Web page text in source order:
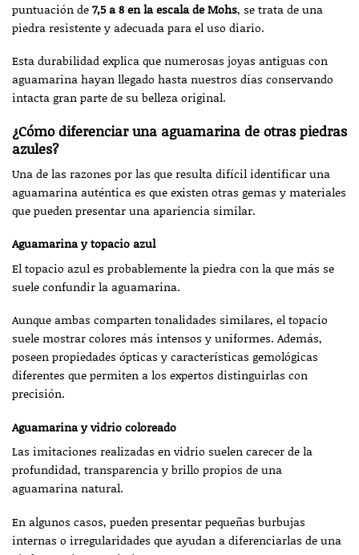
puntuación de7,5 a 8 en la escala de Mohs, se trata de una
piedra resistente y adecuada para el uso diario.
Esta durabilidad explica que numerosas joyas antiguas con
aguamarina hayan llegado hasta nuestros días conservando
intacta gran parte de su belleza original.
¿Cómo diferenciar una aguamarina de otras piedras
azules?
Una de las razones por las que resulta difícil identificar una
aguamarina auténtica es que existen otras gemas y materiales
que pueden presentar una apariencia similar.
Aguamarina y topacio azul
El topacio azul es probablemente la piedra con la que más se
suele confundir la aguamarina.
Aunque ambas comparten tonalidades similares, el topacio
suele mostrar colores más intensos y uniformes. Además,
poseen propiedades ópticas y características gemológicas
diferentes que permiten a los expertos distinguirlas con
precisión.
Aguamarina y vidrio coloreado
Las imitaciones realizadas en vidrio suelen carecer de la
profundidad, transparencia y brillo propios de una
aguamarina natural.
En algunos casos, pueden presentar pequeñas burbujas
internas o irregularidades que ayudan a diferenciarlas de una